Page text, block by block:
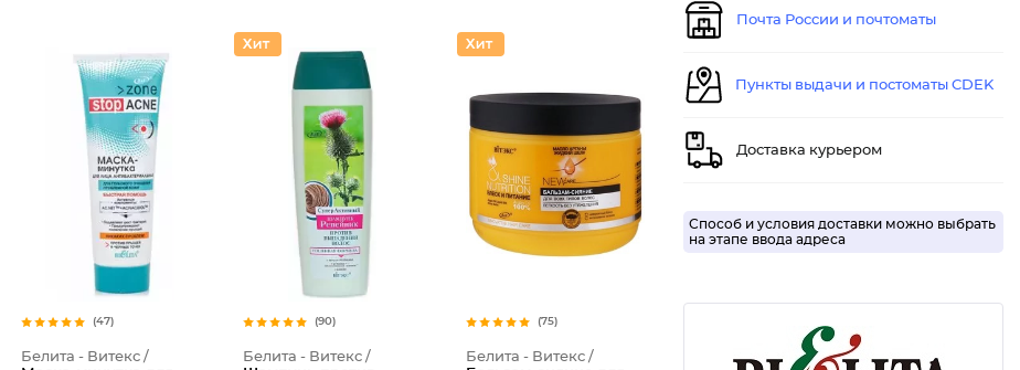
(47)
Белита - Витекс /
(90)
Белита - Витекс /
(75)
Белита - Витекс /
Почта России и почтоматы
Пункты выдачи и постоматы CDEK
Доставка курьером
Способ и условия доставки можно выбрать
на этапе ввода адреса